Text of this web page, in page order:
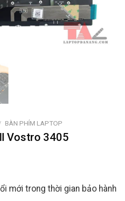
BÀN PHÍM LAPTOP
Vostro 3405
mới trong thời gian bảo hành